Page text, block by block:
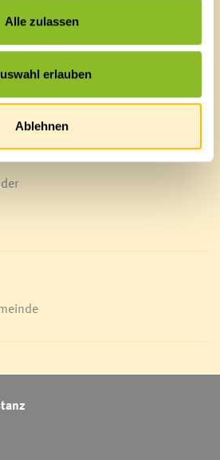
Alle zulassen
erlauben
Ablehnen